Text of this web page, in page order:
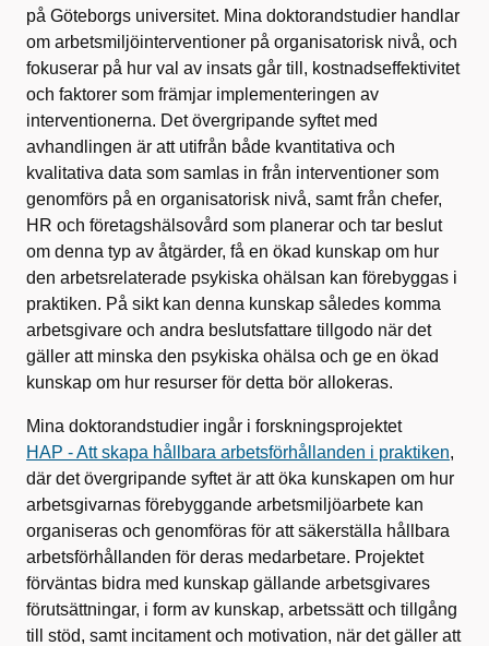
på Göteborgs universitet. Mina doktorandstudier handlar
om arbetsmiljöinterventioner på organisatorisk nivå, och
fokuserar på hur val av insats går till, kostnadseffektivitet
och faktorer som främjar implementeringen av
interventionerna. Det övergripande syftet med
avhandlingen är att utifrån både kvantitativa och
kvalitativa data som samlas in från interventioner som
genomförs på en organisatorisk nivå, samt från chefer,
HR och företagshälsovård som planerar och tar beslut
om denna typ av åtgärder, få en ökad kunskap om hur
den arbetsrelaterade psykiska ohälsan kan förebyggas i
praktiken. På sikt kan denna kunskap således komma
arbetsgivare och andra beslutsfattare tillgodo när det
gäller att minska den psykiska ohälsa och ge en ökad
kunskap om hur resurser för detta bör allokeras.
Mina doktorandstudier ingår i forskningsprojektet
HAP - Att skapa hållbara arbetsförhållanden i praktiken,
där det övergripande syftet är att öka kunskapen om hur
arbetsgivarnas förebyggande arbetsmiljöarbete kan
organiseras och genomföras för att säkerställa hållbara
arbetsförhållanden för deras medarbetare. Projektet
förväntas bidra med kunskap gällande arbetsgivares
förutsättningar, i form av kunskap, arbetssätt och tillgång
till stöd, samt incitament och motivation, när det gäller att